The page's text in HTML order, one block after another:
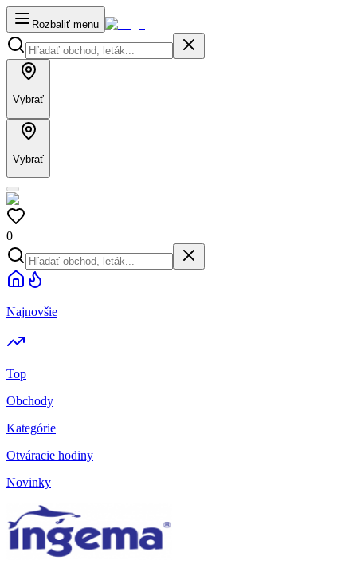
Rozbaliť menu
Vybrať
Vybrať
0
Najnovšie
Top
Obchody
Kategórie
Otváracie hodiny
Novinky